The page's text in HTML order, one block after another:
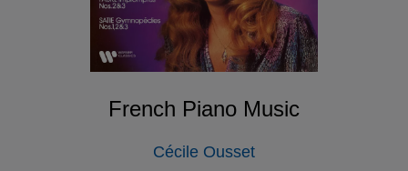
French Piano Music
Cécile Ousset